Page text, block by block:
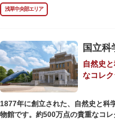
エンターテインメントをお届けして
浅草中央部エリア
国立科
自然史
なコレ
1877年に創立された、自然史と科
物館です。約500万点の貴重なコ